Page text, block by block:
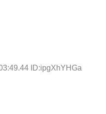
ID:ipgXhYHGa